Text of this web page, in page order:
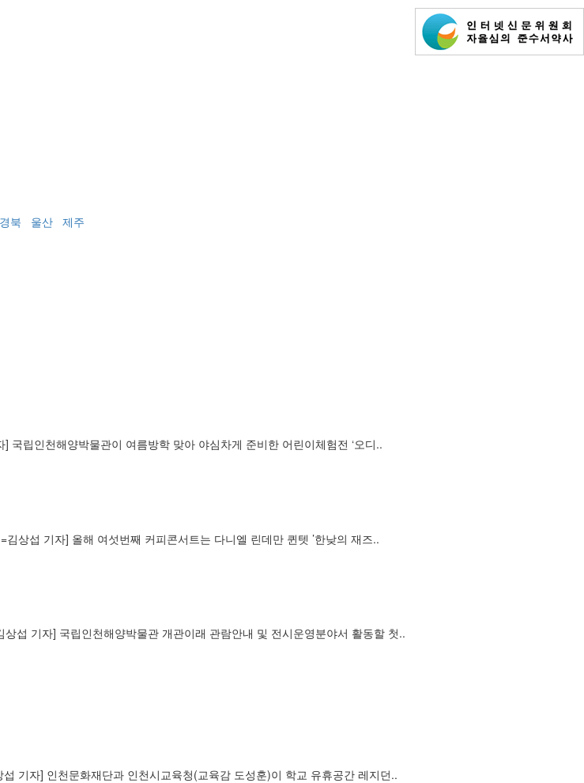
경북 울산 제주
립인천해양박물관이 여름방학 맞아 야심차게 준비한 어린이체험전 ‘오디..
상섭 기자] 올해 여섯번째 커피콘서트는 다니엘 린데만 퀸텟 ’한낮의 재즈..
섭 기자] 국립인천해양박물관 개관이래 관람안내 및 전시운영분야서 활동할 첫..
기자] 인천문화재단과 인천시교육청(교육감 도성훈)이 학교 유휴공간 레지던..